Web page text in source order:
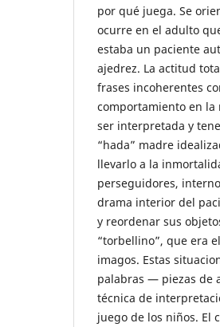
por qué juega. Se
ocurre en el adulto
estaba un paciente
ajedrez. La actitud
frases incoherentes
comportamiento en la
ser interpretada y
“hada” madre
llevarlo a la
perseguidores,
drama interior del
y reordenar sus
“torbellino”, que era
imagos. Estas
palabras — piezas de
técnica de
juego de los niños. El